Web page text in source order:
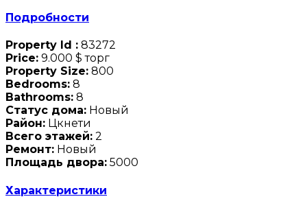
Подробности
Property Id : 83272
Price: 9.000 $торг
Property Size: 800
Bedrooms: 8
Bathrooms: 8
Статус дома: Новый
Район: Цкнети
Всего этажей: 2
Ремонт: Новый
Площадь двора: 5000
Характеристики